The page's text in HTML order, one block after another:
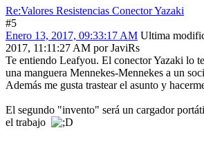
Re:Valores Resistencias Conector Yazaki
#5
Enero 13, 2017, 09:33:17 AM Ultima
2017, 11:11:27 AM por JaviRs
Te entiendo Leafyou. El conector Yazaki lo
una manguera Mennekes-Mennekes a un
Además me gusta trastear el asunto y
El segundo "invento" será un cargador
el trabajo